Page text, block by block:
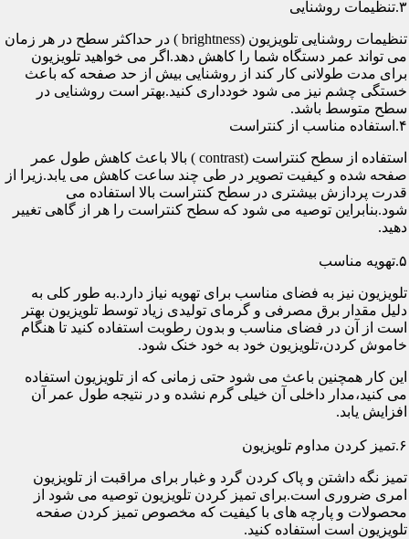
۳.تنظیمات روشنایی
تنظیمات روشنایی تلویزیون (brightness ) در حداکثر سطح در هر زمان
می تواند عمر دستگاه شما را کاهش دهد.اگر می خواهید تلویزیون
برای مدت طولانی کار کند از روشنایی بیش از حد صفحه که باعث
خستگی چشم نیز می شود خودداری کنید.بهتر است روشنایی در
سطح متوسط باشد.
۴.استفاده مناسب از کنتراست
استفاده از سطح کنتراست (contrast ) بالا باعث کاهش طول عمر
صفحه شده و کیفیت تصویر در طی چند ساعت کاهش می یابد.زیرا از
قدرت پردازش بیشتری در سطح کنتراست بالا استفاده می
شود.بنابراین توصیه می شود که سطح کنتراست را هر از گاهی تغییر
دهید.
۵.تهویه مناسب
تلویزیون نیز به فضای مناسب برای تهویه نیاز دارد.به طور کلی به
دلیل مقدار برق مصرفی و گرمای تولیدی زیاد توسط تلویزیون بهتر
است از آن در فضای مناسب و بدون رطوبت استفاده کنید تا هنگام
خاموش کردن،تلویزیون خود به خود خنک شود.
این کار همچنین باعث می شود حتی زمانی که از تلویزیون استفاده
می کنید،مدار داخلی آن خیلی گرم نشده و در نتیجه طول عمر آن
افزایش یابد.
۶.تمیز کردن مداوم تلویزیون
تمیز نگه داشتن و پاک کردن گرد و غبار برای مراقبت از تلویزیون
امری ضروری است.برای تمیز کردن تلویزیون توصیه می شود از
محصولات و پارچه های با کیفیت که مخصوص تمیز کردن صفحه
تلویزیون است استفاده کنید.